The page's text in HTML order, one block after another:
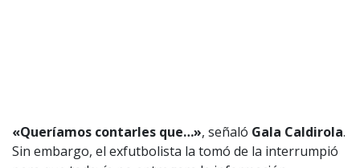
«Queríamos contarles que…», señaló Gala Caldirola.
Sin embargo, el exfutbolista la tomó de la interrumpió